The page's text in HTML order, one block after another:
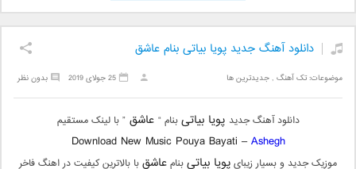
دانلود آهنگ جدید پویا بیاتی بنام عاشق
موضوعات:تک آهنگ ,جدیدترین ها بدون نظر 25 جولای 2019
دانلود آهنگ جدید پویا بیاتیبنام “ عاشق” با لینک مستقیم
Download New Music Pouya Bayati –Ashegh
موزیک جدید و بسیار زیبایپویا بیاتیبنامعاشقبا بالاترین کیفیت در اهنگ فاخر